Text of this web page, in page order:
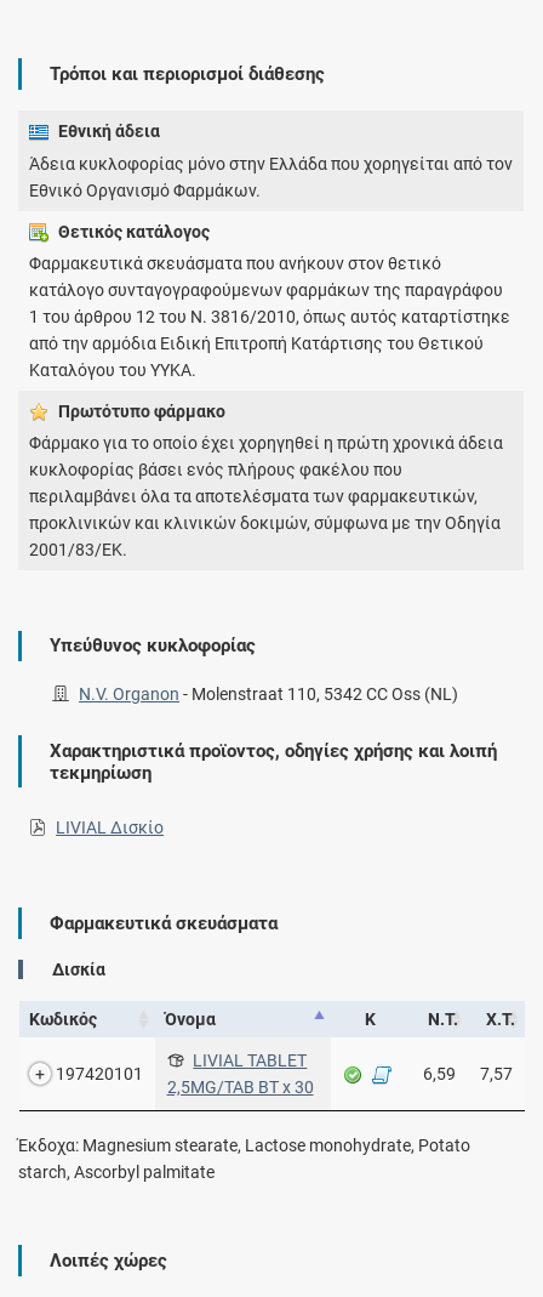
Τρόποι και περιορισμοί διάθεσης
Εθνική άδεια
Άδεια κυκλοφορίας μόνο στην Ελλάδα που χορηγείται από τον
Εθνικό Οργανισμό Φαρμάκων.
Θετικός κατάλογος
Φαρμακευτικά σκευάσματα που ανήκουν στον θετικό
κατάλογο συνταγογραφούμενων φαρμάκων της παραγράφου
1 του άρθρου 12 του Ν. 3816/2010, όπως αυτός καταρτίστηκε
από την αρμόδια Ειδική Επιτροπή Κατάρτισης του Θετικού
Καταλόγου του ΥΥΚΑ.
Πρωτότυπο φάρμακo
Φάρμακο για το οποίο έχει χορηγηθεί η πρώτη χρονικά άδεια
κυκλοφορίας βάσει ενός πλήρους φακέλου που
περιλαμβάνει όλα τα αποτελέσματα των φαρμακευτικών,
προκλινικών και κλινικών δοκιμών, σύμφωνα με την Οδηγία
2001/83/ΕΚ.
Υπεύθυνος κυκλοφορίας
N.V. Organon - Molenstraat 110, 5342 CC Oss (NL)
Χαρακτηριστικά προϊοντος, οδηγίες χρήσης και λοιπή
τεκμηρίωση
LIVIAL Δισκίο
Φαρμακευτικά σκευάσματα
Δισκία
Κωδικός Όνομα Κ Ν.Τ. Χ.Τ.
197420101
LIVIAL TABLET
2,5MG/TAB ΒΤ x 30
6,59 7,57
Έκδοχα: Magnesium stearate, Lactose monohydrate, Potato
starch, Ascorbyl palmitate
Λοιπές χώρες